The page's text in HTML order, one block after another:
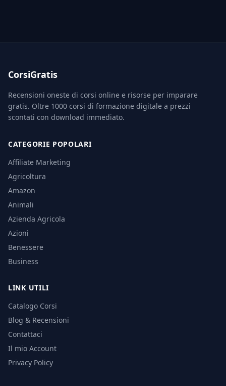
CorsiGratis
Recensioni oneste di corsi online e risorse per imparare
gratis. Oltre 1000 corsi di formazione digitale a prezzi
scontati con download immediato.
CATEGORIE POPOLARI
Affiliate Marketing
Agricoltura
Amazon
Animali
Azienda Agricola
Azioni
Benessere
Business
LINK UTILI
Catalogo Corsi
Blog & Recensioni
Contattaci
Il mio Account
Privacy Policy